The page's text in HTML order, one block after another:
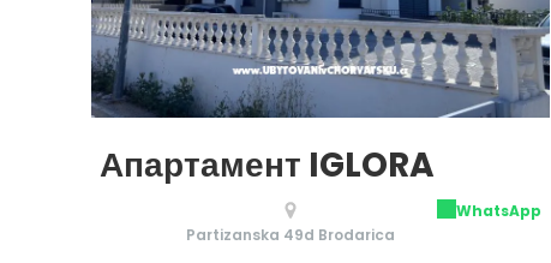
Апартамент IGLORA
Partizanska 49d Brodarica
WhatsApp